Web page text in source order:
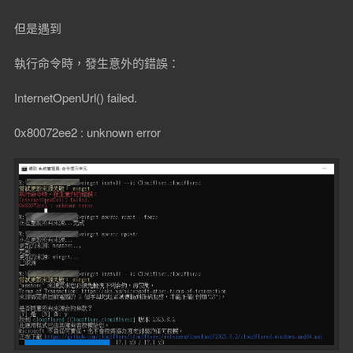
但是遇到
執行命令時，發生意外的錯誤：
InternetOpenUrl() failed.
0x80072ee2 : unknown error